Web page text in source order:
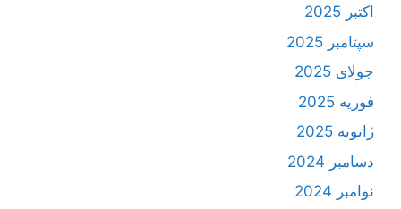
اکتبر 2025
سپتامبر 2025
جولای 2025
فوریه 2025
ژانویه 2025
دسامبر 2024
نوامبر 2024